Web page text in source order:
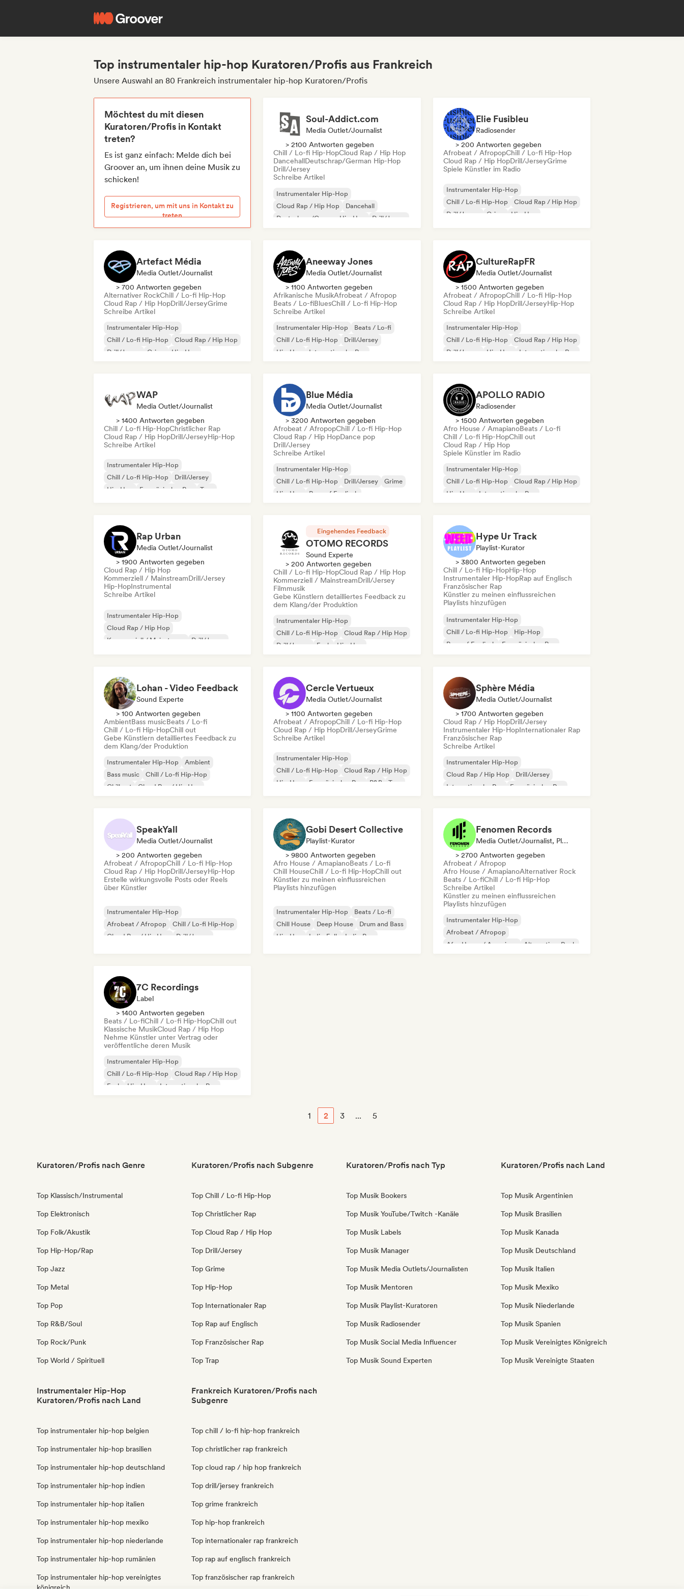
Top instrumentaler hip-hop Kuratoren/Profis aus Frankreich
Unsere Auswahl an 80 Frankreich instrumentaler hip-hop Kuratoren/Profis
Möchtest du mit diesen
Kuratoren/Profis in Kontakt
treten?
Es ist ganz einfach: Melde dich bei
Groover an, um ihnen deine Musik zu
schicken!
Registrieren, um mit uns in Kontakt zu
treten
Soul-Addict.com
Media Outlet/Journalist
> 2100 Antworten gegeben
Chill / Lo-fi Hip-HopCloud Rap / Hip Hop
DancehallDeutschrap/German Hip-Hop
Drill/Jersey
Schreibe Artikel
Instrumentaler Hip-Hop
Cloud Rap / Hip Hop
Dancehall
Deutschrap/German Hip-Hop
Drill/Jersey
Elie Fusibleu
Radiosender
> 200 Antworten gegeben
Afrobeat / AfropopChill / Lo-fi Hip-Hop
Cloud Rap / Hip HopDrill/JerseyGrime
Spiele Künstler im Radio
Instrumentaler Hip-Hop
Chill / Lo-fi Hip-Hop
Cloud Rap / Hip Hop
Drill/Jersey
Grime
Hip-Hop
Artefact Média
Media Outlet/Journalist
> 700 Antworten gegeben
Alternativer RockChill / Lo-fi Hip-Hop
Cloud Rap / Hip HopDrill/JerseyGrime
Schreibe Artikel
Instrumentaler Hip-Hop
Chill / Lo-fi Hip-Hop
Cloud Rap / Hip Hop
Drill/Jersey
Grime
Hip-Hop
Aneeway Jones
Media Outlet/Journalist
> 1100 Antworten gegeben
Afrikanische MusikAfrobeat / Afropop
Beats / Lo-fiBluesChill / Lo-fi Hip-Hop
Schreibe Artikel
Instrumentaler Hip-Hop
Beats / Lo-fi
Chill / Lo-fi Hip-Hop
Drill/Jersey
Hip-Hop
Internationaler Rap
CultureRapFR
Media Outlet/Journalist
> 1500 Antworten gegeben
Afrobeat / AfropopChill / Lo-fi Hip-Hop
Cloud Rap / Hip HopDrill/JerseyHip-Hop
Schreibe Artikel
Instrumentaler Hip-Hop
Chill / Lo-fi Hip-Hop
Cloud Rap / Hip Hop
Drill/Jersey
Hip-Hop
Internationaler Rap
WAP
Media Outlet/Journalist
> 1400 Antworten gegeben
Chill / Lo-fi Hip-HopChristlicher Rap
Cloud Rap / Hip HopDrill/JerseyHip-Hop
Schreibe Artikel
Instrumentaler Hip-Hop
Chill / Lo-fi Hip-Hop
Drill/Jersey
Hip-Hop
Französischer Rap
Trap
Blue Média
Media Outlet/Journalist
> 3200 Antworten gegeben
Afrobeat / AfropopChill / Lo-fi Hip-Hop
Cloud Rap / Hip HopDance pop
Drill/Jersey
Schreibe Artikel
Instrumentaler Hip-Hop
Chill / Lo-fi Hip-Hop
Drill/Jersey
Grime
Hip-Hop
Rap auf Englisch
APOLLO RADIO
Radiosender
> 1500 Antworten gegeben
Afro House / AmapianoBeats / Lo-fi
Chill / Lo-fi Hip-HopChill out
Cloud Rap / Hip Hop
Spiele Künstler im Radio
Instrumentaler Hip-Hop
Chill / Lo-fi Hip-Hop
Cloud Rap / Hip Hop
Hip-Hop
Internationaler Rap
Rap Urban
Media Outlet/Journalist
> 1900 Antworten gegeben
Cloud Rap / Hip Hop
Kommerziell / MainstreamDrill/Jersey
Hip-HopInstrumental
Schreibe Artikel
Instrumentaler Hip-Hop
Cloud Rap / Hip Hop
Kommerziell / Mainstream
Drill/Jersey
Eingehendes Feedback
OTOMO RECORDS
Sound Experte
> 200 Antworten gegeben
Chill / Lo-fi Hip-HopCloud Rap / Hip Hop
Kommerziell / MainstreamDrill/Jersey
Filmmusik
Gebe Künstlern detailliertes Feedback zu
dem Klang/der Produktion
Instrumentaler Hip-Hop
Chill / Lo-fi Hip-Hop
Cloud Rap / Hip Hop
Drill/Jersey
Funk
Hip-Hop
Hype Ur Track
Playlist-Kurator
> 3800 Antworten gegeben
Chill / Lo-fi Hip-HopHip-Hop
Instrumentaler Hip-HopRap auf Englisch
Französischer Rap
Künstler zu meinen einflussreichen
Playlists hinzufügen
Instrumentaler Hip-Hop
Chill / Lo-fi Hip-Hop
Hip-Hop
Rap auf Englisch
Französischer Rap
Lohan - Video Feedback
Sound Experte
> 100 Antworten gegeben
AmbientBass musicBeats / Lo-fi
Chill / Lo-fi Hip-HopChill out
Gebe Künstlern detailliertes Feedback zu
dem Klang/der Produktion
Instrumentaler Hip-Hop
Ambient
Bass music
Chill / Lo-fi Hip-Hop
Chill out
Cloud Rap / Hip Hop
Cercle Vertueux
Media Outlet/Journalist
> 1100 Antworten gegeben
Afrobeat / AfropopChill / Lo-fi Hip-Hop
Cloud Rap / Hip HopDrill/JerseyGrime
Schreibe Artikel
Instrumentaler Hip-Hop
Chill / Lo-fi Hip-Hop
Cloud Rap / Hip Hop
Hip-Hop
Französischer Rap R&B
Trap
Sphère Média
Media Outlet/Journalist
> 1700 Antworten gegeben
Cloud Rap / Hip HopDrill/Jersey
Instrumentaler Hip-HopInternationaler Rap
Französischer Rap
Schreibe Artikel
Instrumentaler Hip-Hop
Cloud Rap / Hip Hop
Drill/Jersey
Internationaler Rap
Französischer Rap
SpeakYall
Media Outlet/Journalist
> 200 Antworten gegeben
Afrobeat / AfropopChill / Lo-fi Hip-Hop
Cloud Rap / Hip HopDrill/JerseyHip-Hop
Erstelle wirkungsvolle Posts oder Reels
über Künstler
Instrumentaler Hip-Hop
Afrobeat / Afropop
Chill / Lo-fi Hip-Hop
Cloud Rap / Hip Hop
Drill/Jersey
Gobi Desert Collective
Playlist-Kurator
> 9800 Antworten gegeben
Afro House / AmapianoBeats / Lo-fi
Chill HouseChill / Lo-fi Hip-HopChill out
Künstler zu meinen einflussreichen
Playlists hinzufügen
Instrumentaler Hip-Hop
Beats / Lo-fi
Chill House
Deep House
Drum and Bass
Hip-Hop
Indie-Folk Indie-Pop
Fenomen Records
Media Outlet/Journalist, Playlist-Kurator
> 2700 Antworten gegeben
Afrobeat / Afropop
Afro House / AmapianoAlternativer Rock
Beats / Lo-fiChill / Lo-fi Hip-Hop
Schreibe Artikel
Künstler zu meinen einflussreichen
Playlists hinzufügen
Instrumentaler Hip-Hop
Afrobeat / Afropop
Afro House / Amapiano
Alternativer Rock
7C Recordings
Label
> 1400 Antworten gegeben
Beats / Lo-fiChill / Lo-fi Hip-HopChill out
Klassische MusikCloud Rap / Hip Hop
Nehme Künstler unter Vertrag oder
veröffentliche deren Musik
Instrumentaler Hip-Hop
Chill / Lo-fi Hip-Hop
Cloud Rap / Hip Hop
Funk
Hip-Hop
Internationaler Rap
1 2 3 ... 5
Kuratoren/Profis nach Genre
Top Klassisch/Instrumental
Top Elektronisch
Top Folk/Akustik
Top Hip-Hop/Rap
Top Jazz
Top Metal
Top Pop
Top R&B/Soul
Top Rock/Punk
Top World / Spirituell
Kuratoren/Profis nach Subgenre
Top Chill / Lo-fi Hip-Hop
Top Christlicher Rap
Top Cloud Rap / Hip Hop
Top Drill/Jersey
Top Grime
Top Hip-Hop
Top Internationaler Rap
Top Rap auf Englisch
Top Französischer Rap
Top Trap
Kuratoren/Profis nach Typ
Top Musik Bookers
Top Musik YouTube/Twitch -Kanäle
Top Musik Labels
Top Musik Manager
Top Musik Media Outlets/Journalisten
Top Musik Mentoren
Top Musik Playlist-Kuratoren
Top Musik Radiosender
Top Musik Social Media Influencer
Top Musik Sound Experten
Kuratoren/Profis nach Land
Top Musik Argentinien
Top Musik Brasilien
Top Musik Kanada
Top Musik Deutschland
Top Musik Italien
Top Musik Mexiko
Top Musik Niederlande
Top Musik Spanien
Top Musik Vereinigtes Königreich
Top Musik Vereinigte Staaten
Instrumentaler Hip-Hop
Kuratoren/Profis nach Land
Top instrumentaler hip-hop belgien
Top instrumentaler hip-hop brasilien
Top instrumentaler hip-hop deutschland
Top instrumentaler hip-hop indien
Top instrumentaler hip-hop italien
Top instrumentaler hip-hop mexiko
Top instrumentaler hip-hop niederlande
Top instrumentaler hip-hop rumänien
Top instrumentaler hip-hop vereinigtes
königreich
Frankreich Kuratoren/Profis nach
Subgenre
Top chill / lo-fi hip-hop frankreich
Top christlicher rap frankreich
Top cloud rap / hip hop frankreich
Top drill/jersey frankreich
Top grime frankreich
Top hip-hop frankreich
Top internationaler rap frankreich
Top rap auf englisch frankreich
Top französischer rap frankreich